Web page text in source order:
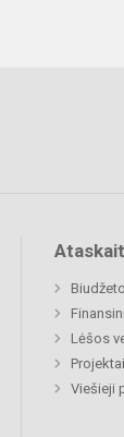
Lėšos
Projektai
Viešieji